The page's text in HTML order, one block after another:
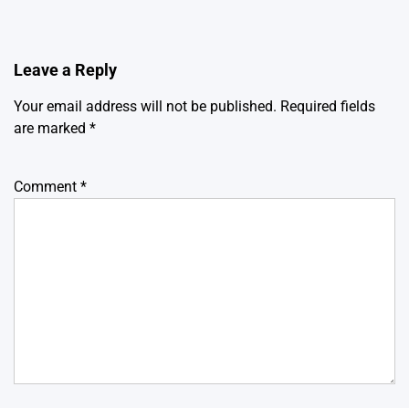
Leave a Reply
Your email address will not be published. Required fields
are marked *
Comment *